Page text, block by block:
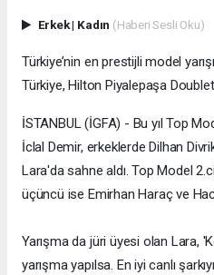
Erkek| Kadın (Haberi Sesli Oku)
Türkiye’nin en prestijli model
Türkiye, Hilton Piyalepaşa
İSTANBUL (İGFA) - Bu yıl Top
İclal Demir, erkeklerde Dilhan
Lara'da sahne aldı. Top Model
üçüncü ise Emirhan Haraç ve
Yarışma da jüri üyesi olan Lara,
yarışma yapılsa. En iyi canlı